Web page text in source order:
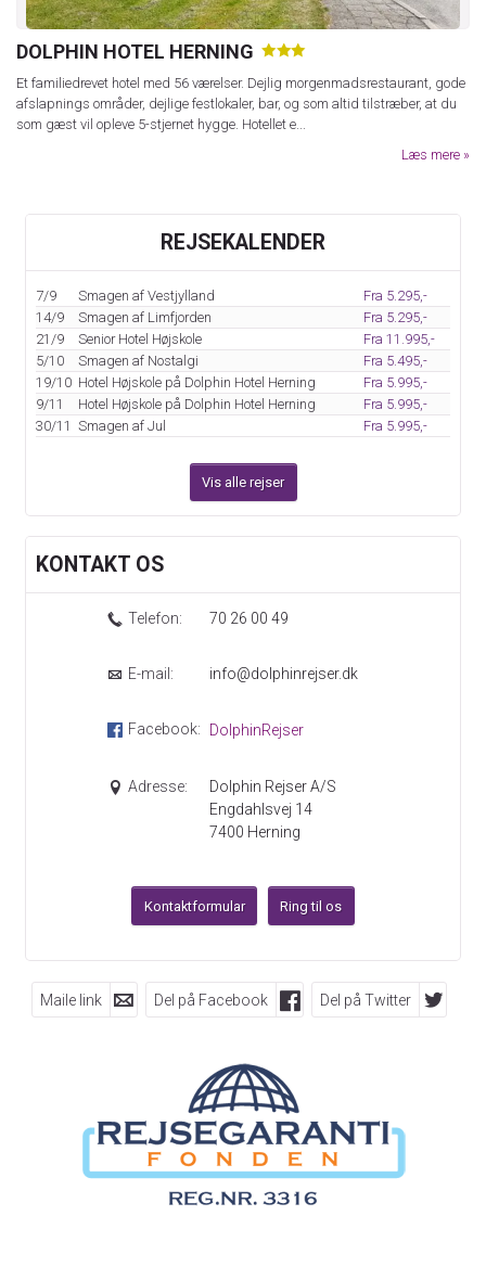
DOLPHIN HOTEL HERNING ★★
Et familiedrevet hotel med 56 værelser. Dejlig morgenmadsrestaurant, gode
afslapnings områder, dejlige festlokaler, bar, og som altid tilstræber, at du
som gæst vil opleve 5-stjernet hygge. Hotellet e...
Læs mere
REJSEKALENDER
7/9 Smagen af Vestjylland
Fra 5.295,-
14/9
Smagen af Limfjorden
Fra 5.295,-
21/9
Senior Hotel Højskole
Fra 11.995,-
5/10
Smagen af Nostalgi
Fra 5.495,-
19/10 Hotel Højskole på Dolphin Hotel Herning
Fra 5.995,-
9/11
Hotel Højskole på Dolphin Hotel Herning
Fra 5.995,-
30/11 Smagen af Jul Fra 5.995,-
Vis alle rejser
KONTAKT OS
Telefon: 70 26 00 49
E-mail: info@dolphinrejser.dk
Facebook: DolphinRejser
Adresse:
Dolphin Rejser A/S
Engdahlsvej 14
7400 Herning
Kontaktformular Ring til os
Maile link Del på Facebook Del på Twitter